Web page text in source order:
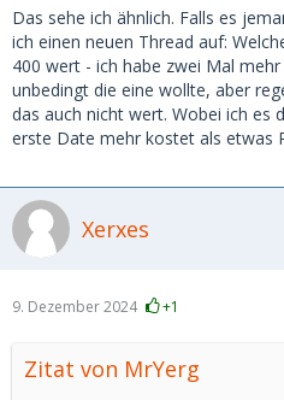
Das sehe ich ähnlich. Falls es
ich einen neuen Thread auf:
400 wert - ich habe zwei Mal
unbedingt die eine wollte, aber
das auch nicht wert. Wobei ich es
erste Date mehr kostet als etwas
Xerxes
9. Dezember 2024 +1
Zitat von MrYerg